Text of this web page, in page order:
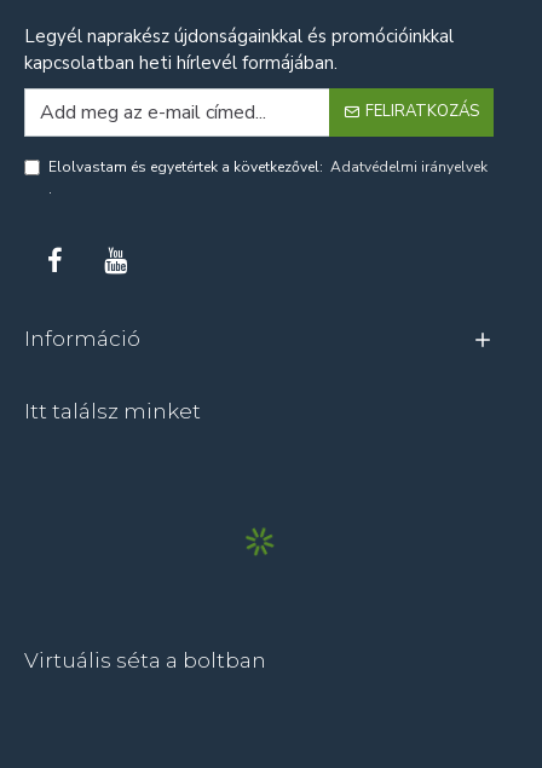
Legyél naprakész újdonságainkkal és promócióinkkal
kapcsolatban heti hírlevél formájában.
FELIRATKOZÁS
Elolvastam és egyetértek a következővel: Adatvédelmi irányelvek
.
Információ
Itt találsz minket
Virtuális séta a boltban